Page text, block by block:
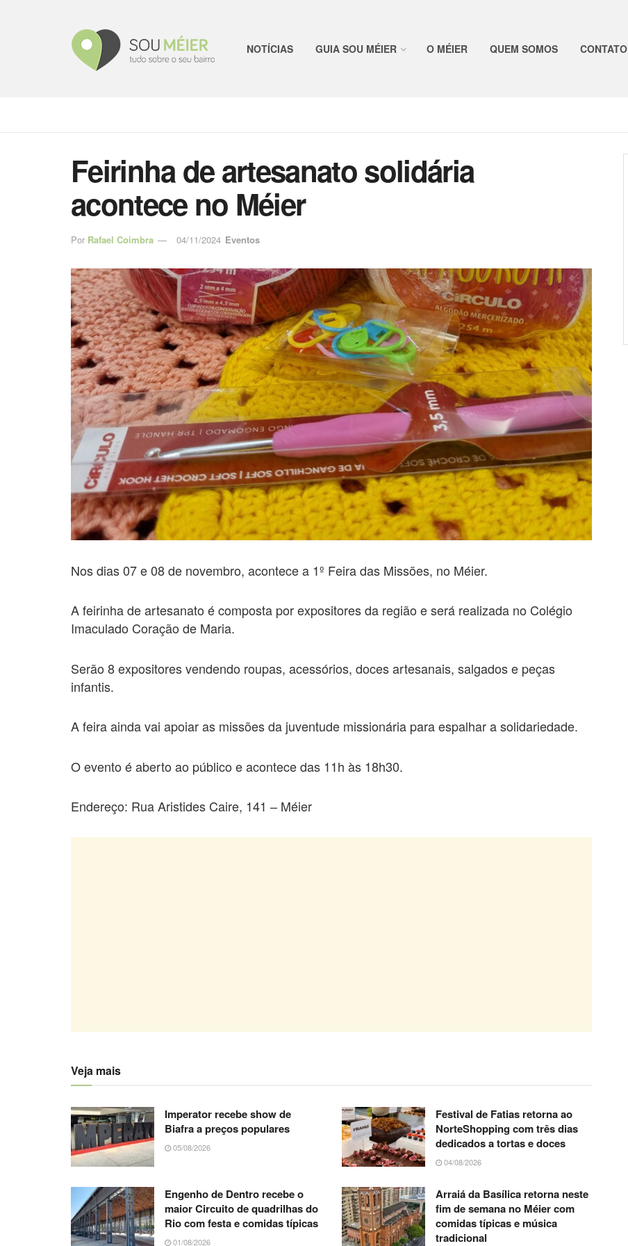
NOTÍCIAS GUIA SOU MÉIER O MÉIER QUEM SOMOS CONTATO
Feirinha de artesanato solidária
acontece no Méier
Por Rafael Coimbra 04/11/2024 Eventos
Nos dias 07 e 08 de novembro, acontece a 1º Feira das Missões, no Méier.
A feirinha de artesanato é composta por expositores da região e será realizada no Colégio
Imaculado Coração de Maria.
Serão 8 expositores vendendo roupas, acessórios, doces artesanais, salgados e peças
infantis.
A feira ainda vai apoiar as missões da juventude missionária para espalhar a solidariedade.
O evento é aberto ao público e acontece das 11h às 18h30.
Endereço: Rua Aristides Caire, 141 – Méier
Veja mais
Imperator recebe show de
Biafra a preços populares
05/08/2026
Festival de Fatias retorna ao
NorteShopping com três dias
dedicados a tortas e doces
04/08/2026
Engenho de Dentro recebe o
maior Circuito de quadrilhas do
Rio com festa e comidas típicas
01/08/2026
Arraiá da Basílica retorna neste
fim de semana no Méier com
comidas típicas e música
tradicional